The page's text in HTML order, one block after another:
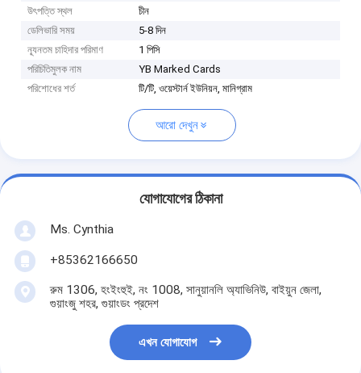
উৎপত্তি স্থল
চীন
ডেলিভারি সময়
5-8 দিন
ন্যূনতম চাহিদার পরিমাণ
1 পিসি
পরিচিতিমুলক নাম
YB Marked Cards
পরিশোধের শর্ত
টি/টি, ওয়েস্টার্ন ইউনিয়ন, মানিগ্রাম
আরো দেখুন
যোগাযোগের ঠিকানা
Ms. Cynthia
‪+85362166650‬
রুম 1306, হংইংহুই, নং 1008, সানুয়ানলি অ্যাভিনিউ, বাইয়ুন জেলা,
গুয়াংজু শহর, গুয়াংডং প্রদেশ
এখন যোগাযোগ